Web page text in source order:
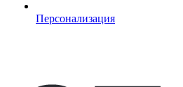
Персонализация